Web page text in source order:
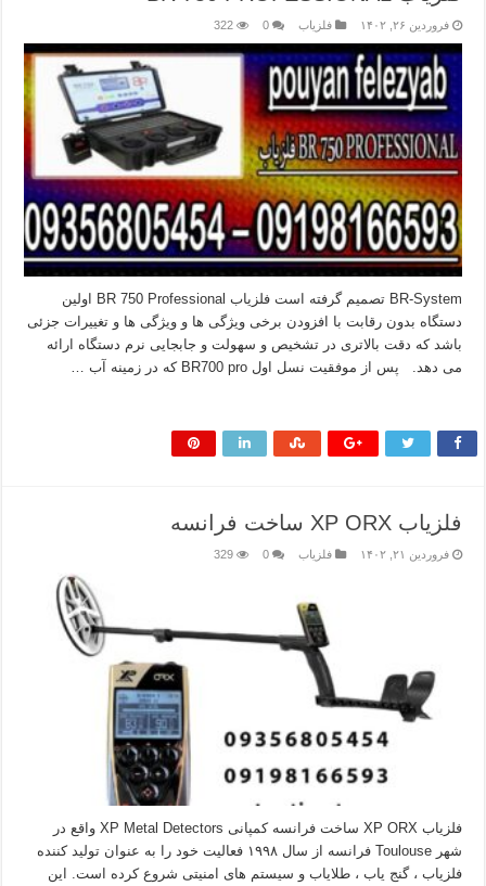
فروردین ۲۶, ۱۴۰۲ فلزیاب 0
322
BR-System تصمیم گرفته است فلزیاب BR 750 Professional اولین
دستگاه بدون رقابت با افزودن برخی ویژگی ها و ویژگی ها و تغییرات جزئی
باشد که دقت بالاتری در تشخیص و سهولت و جابجایی نرم دستگاه ارائه
می دهد. پس از موفقیت نسل اول BR700 pro که در زمینه آب …
فلزیاب XP ORX ساخت فرانسه
فروردین ۲۱, ۱۴۰۲ فلزیاب 0
329
فلزیاب XP ORX ساخت فرانسه کمپانی XP Metal Detectors واقع در
شهر Toulouse فرانسه از سال ۱۹۹۸ فعالیت خود را به عنوان تولید کننده
فلزیاب ، گنج یاب ، طلایاب و سیستم های امنیتی شروع کرده است. این